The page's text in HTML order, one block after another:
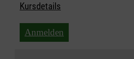
Kursdetails
Anmelden